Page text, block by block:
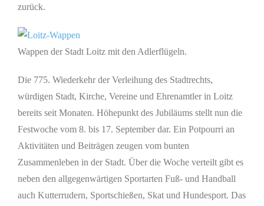
zurück.
Wappen der Stadt Loitz mit den Adlerflügeln.
Die 775. Wiederkehr der Verleihung des Stadtrechts,
würdigen Stadt, Kirche, Vereine und Ehrenamtler in Loitz
bereits seit Monaten. Höhepunkt des Jubiläums stellt nun die
Festwoche vom 8. bis 17. September dar. Ein Potpourri an
Aktivitäten und Beiträgen zeugen vom bunten
Zusammenleben in der Stadt. Über die Woche verteilt gibt es
neben den allgegenwärtigen Sportarten Fuß- und Handball
auch Kutterrudern, Sportschießen, Skat und Hundesport. Das